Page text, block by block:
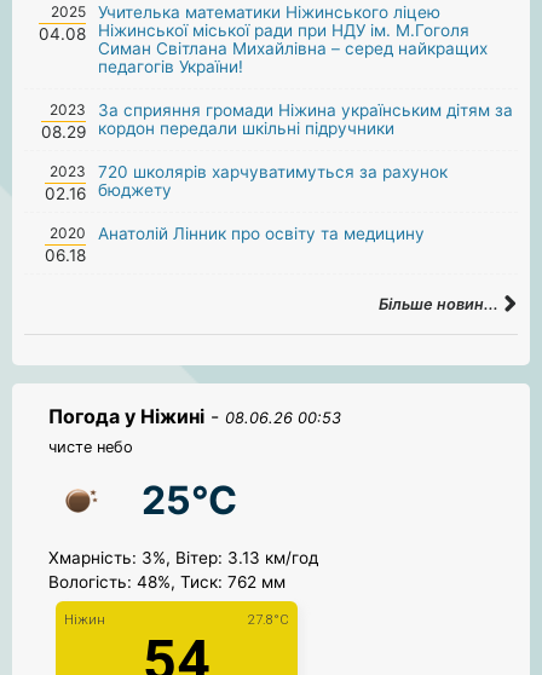
2025
04.08
Учителька математики Ніжинського ліцею
Ніжинської міської ради при НДУ ім. М.Гоголя
Симан Світлана Михайлівна – серед найкращих
педагогів України!
2023
08.29
За сприяння громади Ніжина українським дітям за
кордон передали шкільні підручники
2023
02.16
720 школярів харчуватимуться за рахунок
бюджету
2020
06.18
Анатолій Лінник про освіту та медицину
Більше новин...
Погода у Ніжині - 08.06.26 00:53
чисте небо
25°C
Хмарність: 3%, Вітер: 3.13 км/год
Вологість: 48%, Тиск: 762 мм